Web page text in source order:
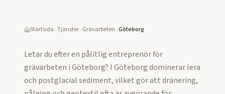
Startsida ›Tjänster›Grävarbeten ›Göteborg
Letar du efter en pålitlig entreprenör för
grävarbeten iGöteborg? I Göteborg dominerar lera
och postglacial sediment, vilket gör att dränering,